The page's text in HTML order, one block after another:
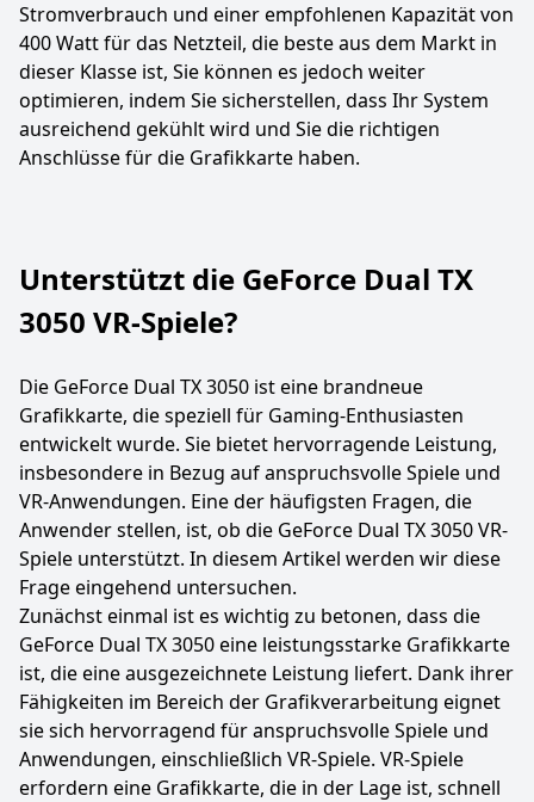
Stromverbrauch und einer empfohlenen Kapazität von
400 Watt für das Netzteil, die beste aus dem Markt in
dieser Klasse ist, Sie können es jedoch weiter
optimieren, indem Sie sicherstellen, dass Ihr System
ausreichend gekühlt wird und Sie die richtigen
Anschlüsse für die Grafikkarte haben.
Unterstützt die GeForce Dual TX
3050 VR-Spiele?
Die GeForce Dual TX 3050 ist eine brandneue
Grafikkarte, die speziell für Gaming-Enthusiasten
entwickelt wurde. Sie bietet hervorragende Leistung,
insbesondere in Bezug auf anspruchsvolle Spiele und
VR-Anwendungen. Eine der häufigsten Fragen, die
Anwender stellen, ist, ob die GeForce Dual TX 3050 VR-
Spiele unterstützt. In diesem Artikel werden wir diese
Frage eingehend untersuchen.
Zunächst einmal ist es wichtig zu betonen, dass die
GeForce Dual TX 3050 eine leistungsstarke Grafikkarte
ist, die eine ausgezeichnete Leistung liefert. Dank ihrer
Fähigkeiten im Bereich der Grafikverarbeitung eignet
sie sich hervorragend für anspruchsvolle Spiele und
Anwendungen, einschließlich VR-Spiele. VR-Spiele
erfordern eine Grafikkarte, die in der Lage ist, schnell